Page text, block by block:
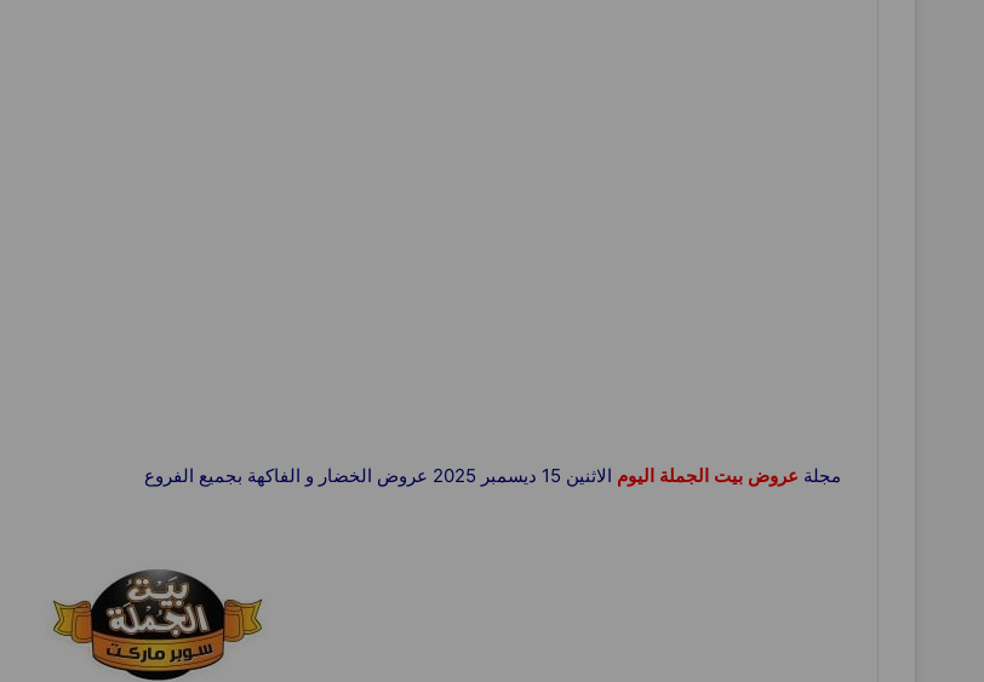
مجلة عروض بيت الجملة اليوم الاثنين 15 ديسمبر 2025 عروض الخضار و الفاكهة بجميع الفروع